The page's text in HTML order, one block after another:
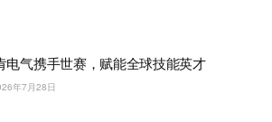
电气携手世赛，赋能全球技能英才
年7月28日